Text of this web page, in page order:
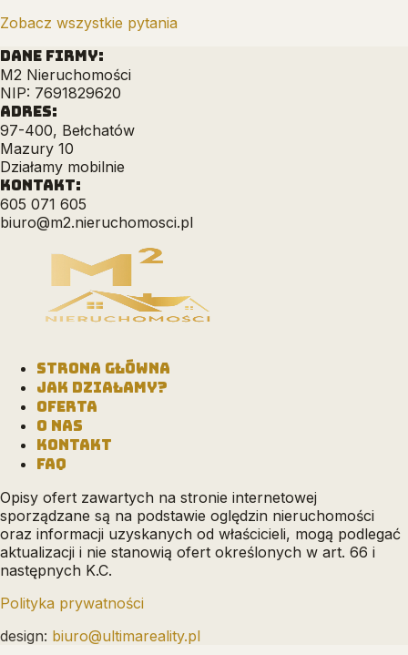
Zobacz wszystkie pytania
DANE FIRMY:
M2 Nieruchomości
NIP: 7691829620
ADRES:
97-400, Bełchatów
Mazury 10
Działamy mobilnie
KONTAKT:
605 071 605
biuro@m2.nieruchomosci.pl
STRONA GŁÓWNA
JAK DZIAŁAMY?
OFERTA
O NAS
KONTAKT
FAQ
Opisy ofert zawartych na stronie internetowej
sporządzane są na podstawie oględzin nieruchomości
oraz informacji uzyskanych od właścicieli, mogą podlegać
aktualizacji i nie stanowią ofert określonych w art. 66 i
następnych K.C.
Polityka prywatności
design: biuro@ultimareality.pl